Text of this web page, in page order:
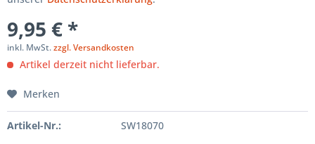
9,95 € *
inkl. MwSt.zzgl. Versandkosten
Artikel derzeit nicht lieferbar.
Merken
Artikel-Nr.: SW18070